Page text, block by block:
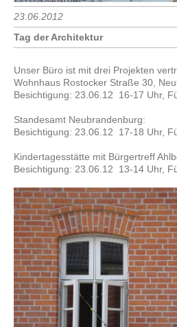
23.06.2012
Tag der Architektur
Unser Büro ist mit drei Projekten
Wohnhaus Rostocker Straße 30,
Besichtigung: 23.06.12 16-17 Uhr,
Standesamt Neubrandenburg:
Besichtigung: 23.06.12 17-18 Uhr,
Kindertagesstätte mit Bürgertreff
Besichtigung: 23.06.12 13-14 Uhr,